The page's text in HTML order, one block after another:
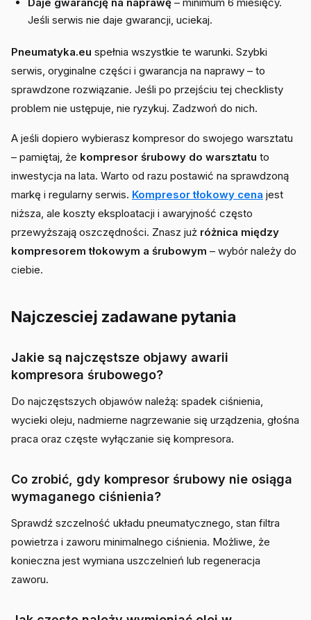
Jeśli serwis nie daje gwarancji, uciekaj.
Pneumatyka.eu spełnia wszystkie te warunki. Szybki
serwis, oryginalne części i gwarancja na naprawy – to
sprawdzone rozwiązanie. Jeśli po przejściu tej checklisty
problem nie ustępuje, nie ryzykuj. Zadzwoń do nich.
A jeśli dopiero wybierasz kompresor do swojego warsztatu
– pamiętaj, że kompresor śrubowy do warsztatu to
inwestycja na lata. Warto od razu postawić na sprawdzoną
markę i regularny serwis. Kompresor tłokowy cena jest
niższa, ale koszty eksploatacji i awaryjność często
przewyższają oszczędności. Znasz już różnica między
kompresorem tłokowym a śrubowym – wybór należy do
ciebie.
Najczesciej zadawane pytania
Jakie są najczęstsze objawy awarii
kompresora śrubowego?
Do najczęstszych objawów należą: spadek ciśnienia,
wycieki oleju, nadmierne nagrzewanie się urządzenia, głośna
praca oraz częste wyłączanie się kompresora.
Co zrobić, gdy kompresor śrubowy nie osiąga
wymaganego ciśnienia?
Sprawdź szczelność układu pneumatycznego, stan filtra
powietrza i zaworu minimalnego ciśnienia. Możliwe, że
konieczna jest wymiana uszczelnień lub regeneracja
zaworu.